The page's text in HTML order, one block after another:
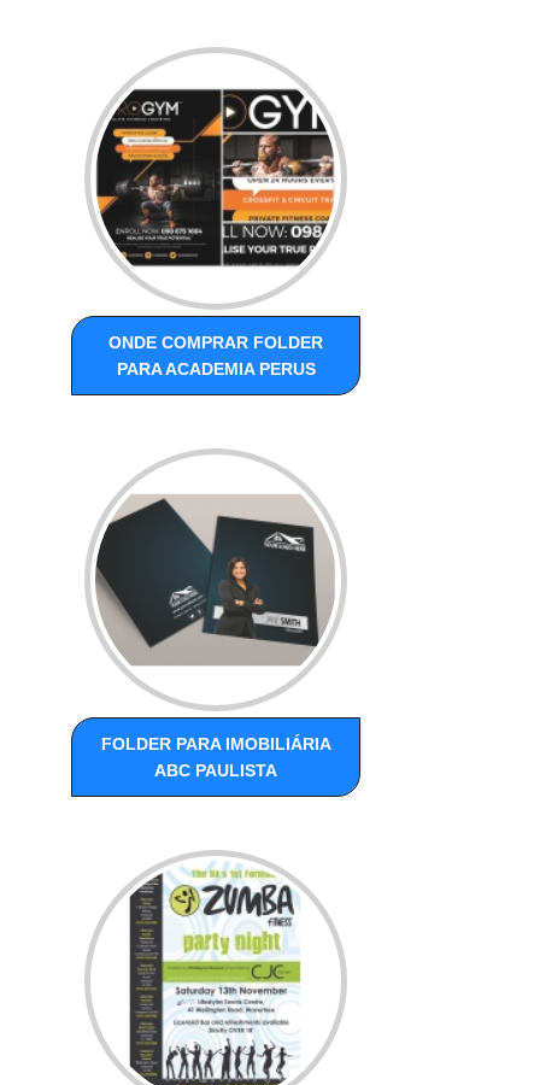
ONDE COMPRAR FOLDER
PARA ACADEMIA PERUS
FOLDER PARA IMOBILIÁRIA
ABC PAULISTA